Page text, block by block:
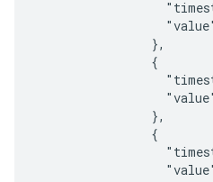
                },
                {
                },
                {